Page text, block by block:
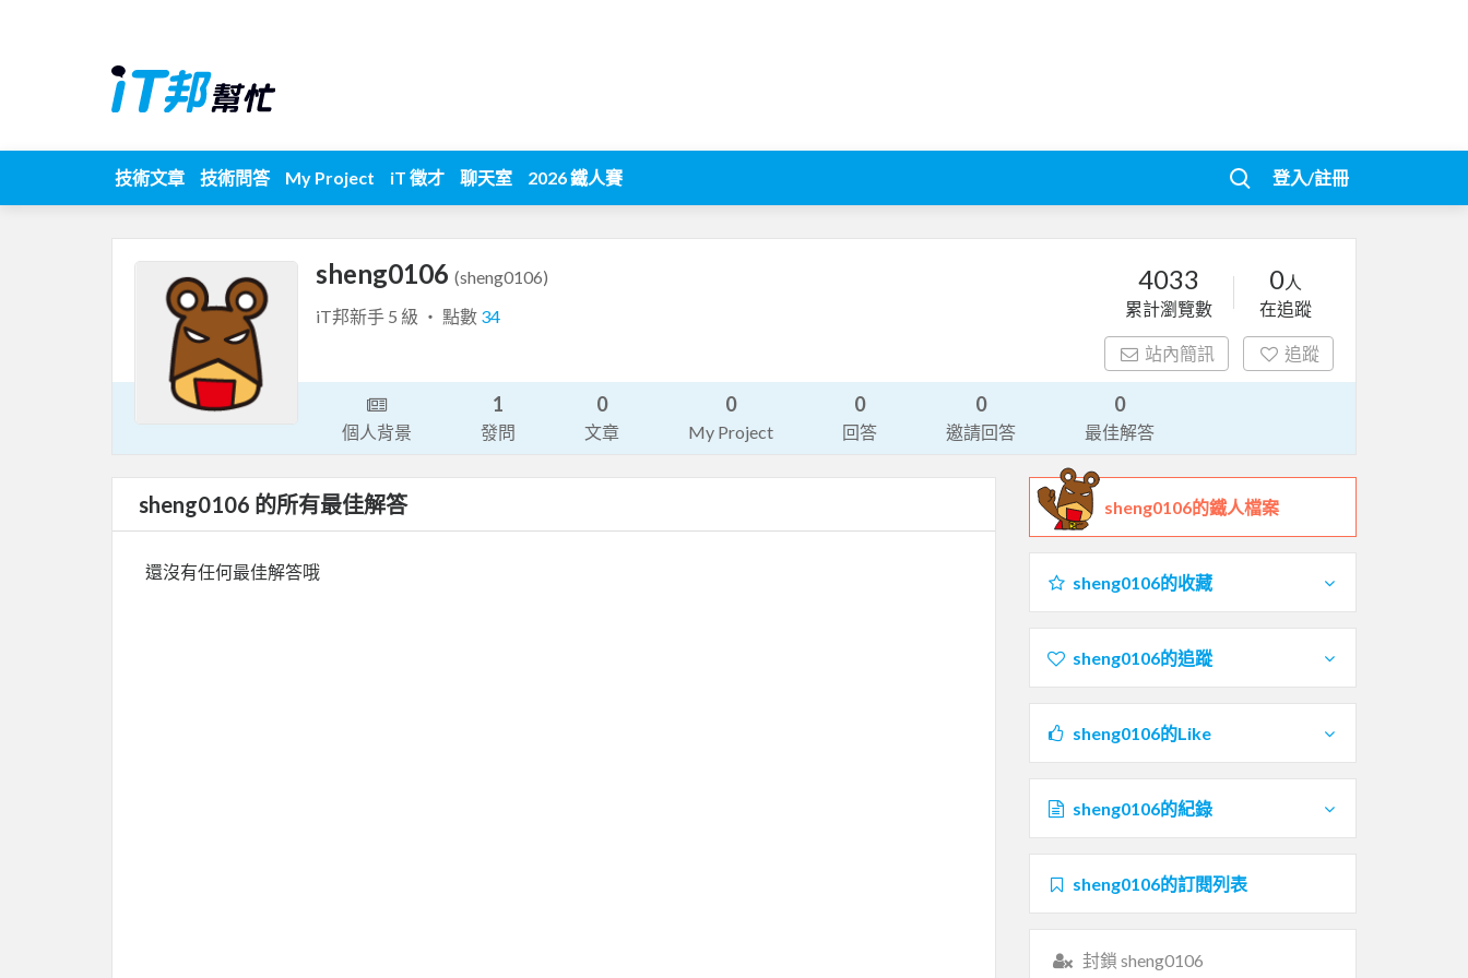
技術文章 技術問答 My Project iT 徵才 聊天室 2026 鐵人賽 登入/註冊
sheng0106 (sheng0106)
iT邦新手 5 級 ‧ 點數 34
4033
累計瀏覽數
0人
在追蹤
站內簡訊 追蹤
個人背景
1
發問
0
文章
0
My Project
0
回答
0
邀請回答
0
最佳解答
sheng0106 的所有最佳解答
還沒有任何最佳解答哦
sheng0106的鐵人檔案
sheng0106的收藏
sheng0106的追蹤
sheng0106的Like
sheng0106的紀錄
sheng0106的訂閱列表
封鎖 sheng0106